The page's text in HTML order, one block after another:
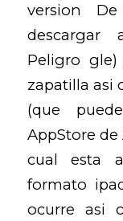
version
descargar
Peligro
zapatilla asi­
(que
AppStore de
cual esta
formato
ocurre asi­